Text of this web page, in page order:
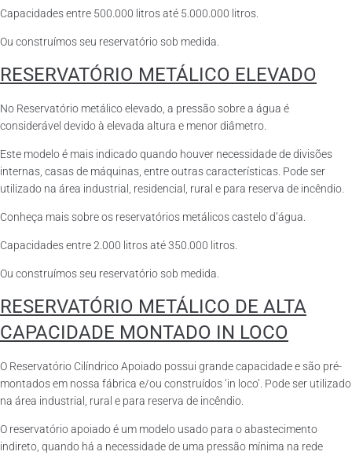
Capacidades entre 500.000 litros até 5.000.000 litros.
Ou construímos seu reservatório sob medida.
RESERVATÓRIO METÁLICO ELEVADO
No Reservatório metálico elevado, a pressão sobre a água é
considerável devido à elevada altura e menor diâmetro.
Este modelo é mais indicado quando houver necessidade de divisões
internas, casas de máquinas, entre outras características. Pode ser
utilizado na área industrial, residencial, rural e para reserva de incêndio.
Conheça mais sobre os reservatórios metálicos castelo d’água.
Capacidades entre 2.000 litros até 350.000 litros.
Ou construímos seu reservatório sob medida.
RESERVATÓRIO METÁLICO DE ALTA
CAPACIDADE MONTADO IN LOCO
O Reservatório Cilíndrico Apoiado possui grande capacidade e são pré-
montados em nossa fábrica e/ou construídos ‘in loco’. Pode ser utilizado
na área industrial, rural e para reserva de incêndio.
O reservatório apoiado é um modelo usado para o abastecimento
indireto, quando há a necessidade de uma pressão mínima na rede